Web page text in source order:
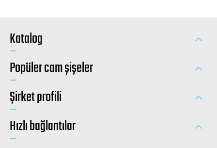
Katalog
Popüler cam şişeler
Şirket profili
Hızlı bağlantılar